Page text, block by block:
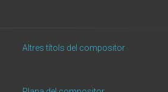
Altres títols del compositor